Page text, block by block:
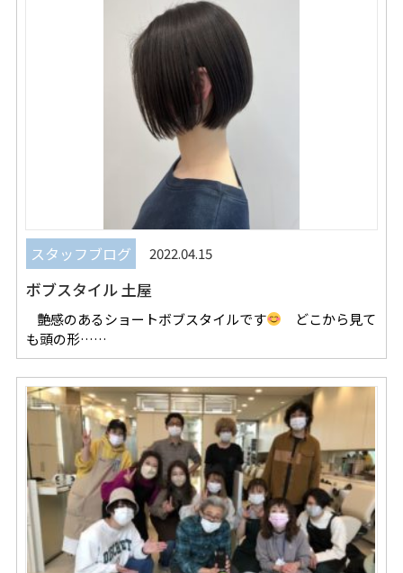
スタッフブログ 2022.04.15
ボブスタイル 土屋
艶感のあるショートボブスタイルです
どこから見て
も頭の形……